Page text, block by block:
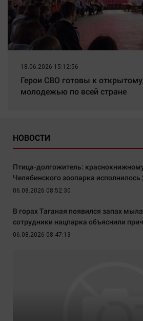
18.06.2026 15:12:56
Герои СВО готовы к
молодежью по всей стране
НОВОСТИ
Птица-долгожитель:
Челябинского зоопарка исполнилось
06.08.2026 08:52:30
В горах Таганая появился запах
сотрудники нацпарка объяснили
06.08.2026 08:47:13